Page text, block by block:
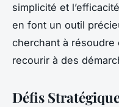
simplicité et
en font un outil
cherchant à
recourir à des
Défis